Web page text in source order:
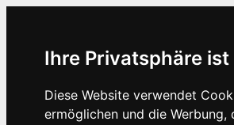
Ihre Privatsphäre
Diese Website verwendet
ermöglichen und die Werbung,